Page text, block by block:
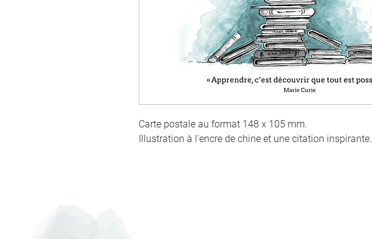
Carte postale au format 148 x 105 mm.
Illustration à l'encre de chine et une citation inspirante.